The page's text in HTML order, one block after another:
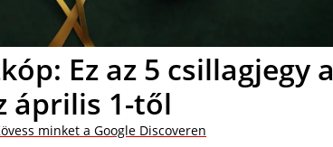
Ez az 5 csillagjegy a
április 1-től
minket a Google Discoveren